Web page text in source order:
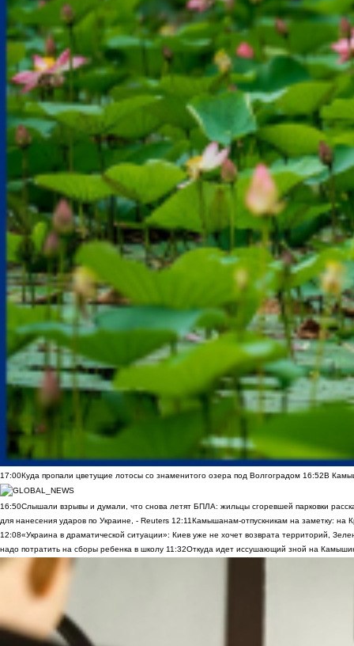
17:00Куда пропали цветущие лотосы со знаменитого озера под Волгоградом 16:52В
16:50Слышали взрывы и думали, что снова летят БПЛА: жильцы сгоревшей парковки
для нанесения ударов по Украине, - Reuters 12:11Камышанам-отпускникам на заметку: на
12:08«Украина в драматической ситуации»: Киев уже не хочет возврата территорий,
надо потратить на сборы ребенка в школу 11:32Откуда идет иссушающий зной на